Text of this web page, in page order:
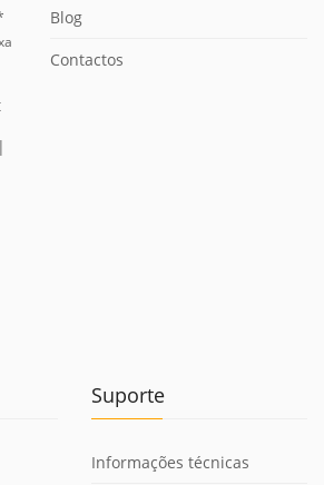
|
Blog
Contactos
Suporte
Informações técnicas